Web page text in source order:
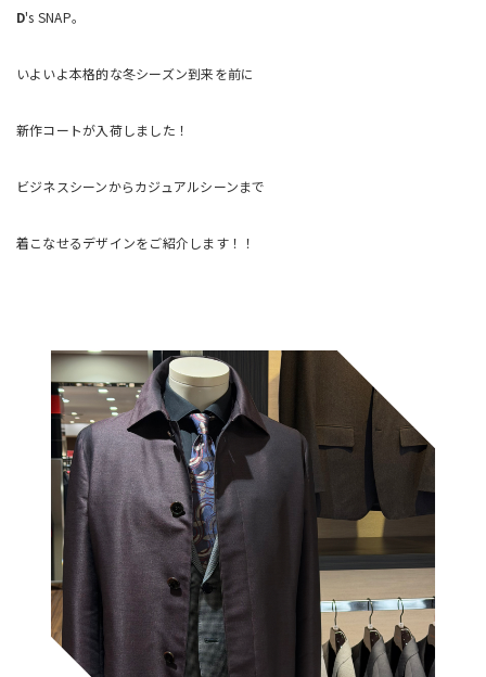
D's SNAP。
いよいよ本格的な冬シーズン到来を前に
新作コートが入荷しました！
ビジネスシーンからカジュアルシーンまで
着こなせるデザインをご紹介します！！